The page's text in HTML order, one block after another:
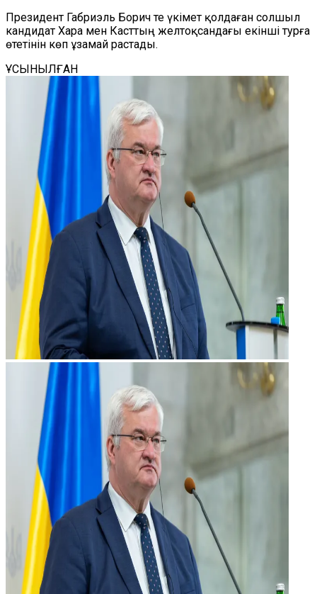
Президент Габриэль Борич те үкімет қолдаған солшыл
кандидат Хара мен Касттың желтоқсандағы екінші турға
өтетінін көп ұзамай растады.
ҰСЫНЫЛҒАН